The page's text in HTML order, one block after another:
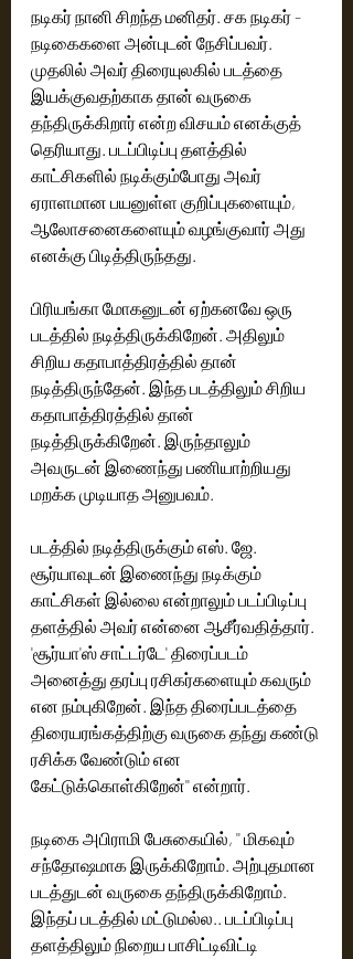
நடிகர் நானி சிறந்த மனிதர். சக நடிகர் -
நடிகைகளை அன்புடன் நேசிப்பவர்.
முதலில் அவர் திரையுலகில் படத்தை
இயக்குவதற்காக தான் வருகை
தந்திருக்கிறார் என்ற விசயம் எனக்குத்
தெரியாது. படப்பிடிப்பு தளத்தில்
காட்சிகளில் நடிக்கும்போது அவர்
ஏராளமான பயனுள்ள குறிப்புகளையும்,
ஆலோசனைகளையும் வழங்குவார் அது
பிரியங்கா மோகனுடன் ஏற்கனவே ஒரு
படத்தில் நடித்திருக்கிறேன். அதிலும்
சிறிய கதாபாத்திரத்தில் தான்
நடித்திருந்தேன். இந்த படத்திலும் சிறிய
கதாபாத்திரத்தில் தான்
நடித்திருக்கிறேன். இருந்தாலும்
அவருடன் இணைந்து பணியாற்றியது
மறக்க முடியாத அனுபவம்.
படத்தில் நடித்திருக்கும் எஸ். ஜே.
சூர்யாவுடன் இணைந்து நடிக்கும்
காட்சிகள் இல்லை என்றாலும் படப்பிடிப்பு
தளத்தில் அவர் என்னை ஆசீர்வதித்தார்.‌
'சூர்யா'ஸ் சாட்டர்டே' திரைப்படம்
அனைத்து தரப்பு ரசிகர்களையும் கவரும்
என நம்புகிறேன். இந்த திரைப்படத்தை
திரையரங்கத்திற்கு வருகை தந்து கண்டு
ரசிக்க வேண்டும் என
கேட்டுக்கொள்கிறேன்'' என்றார்.
நடிகை அபிராமி பேசுகையில், '' மிகவும்
சந்தோஷமாக இருக்கிறோம். அற்புதமான
படத்துடன் வருகை தந்திருக்கிறோம்.
இந்தப் படத்தில் மட்டுமல்ல.. படப்பிடிப்பு
தளத்திலும் நிறைய பாசிட்டிவிட்டி